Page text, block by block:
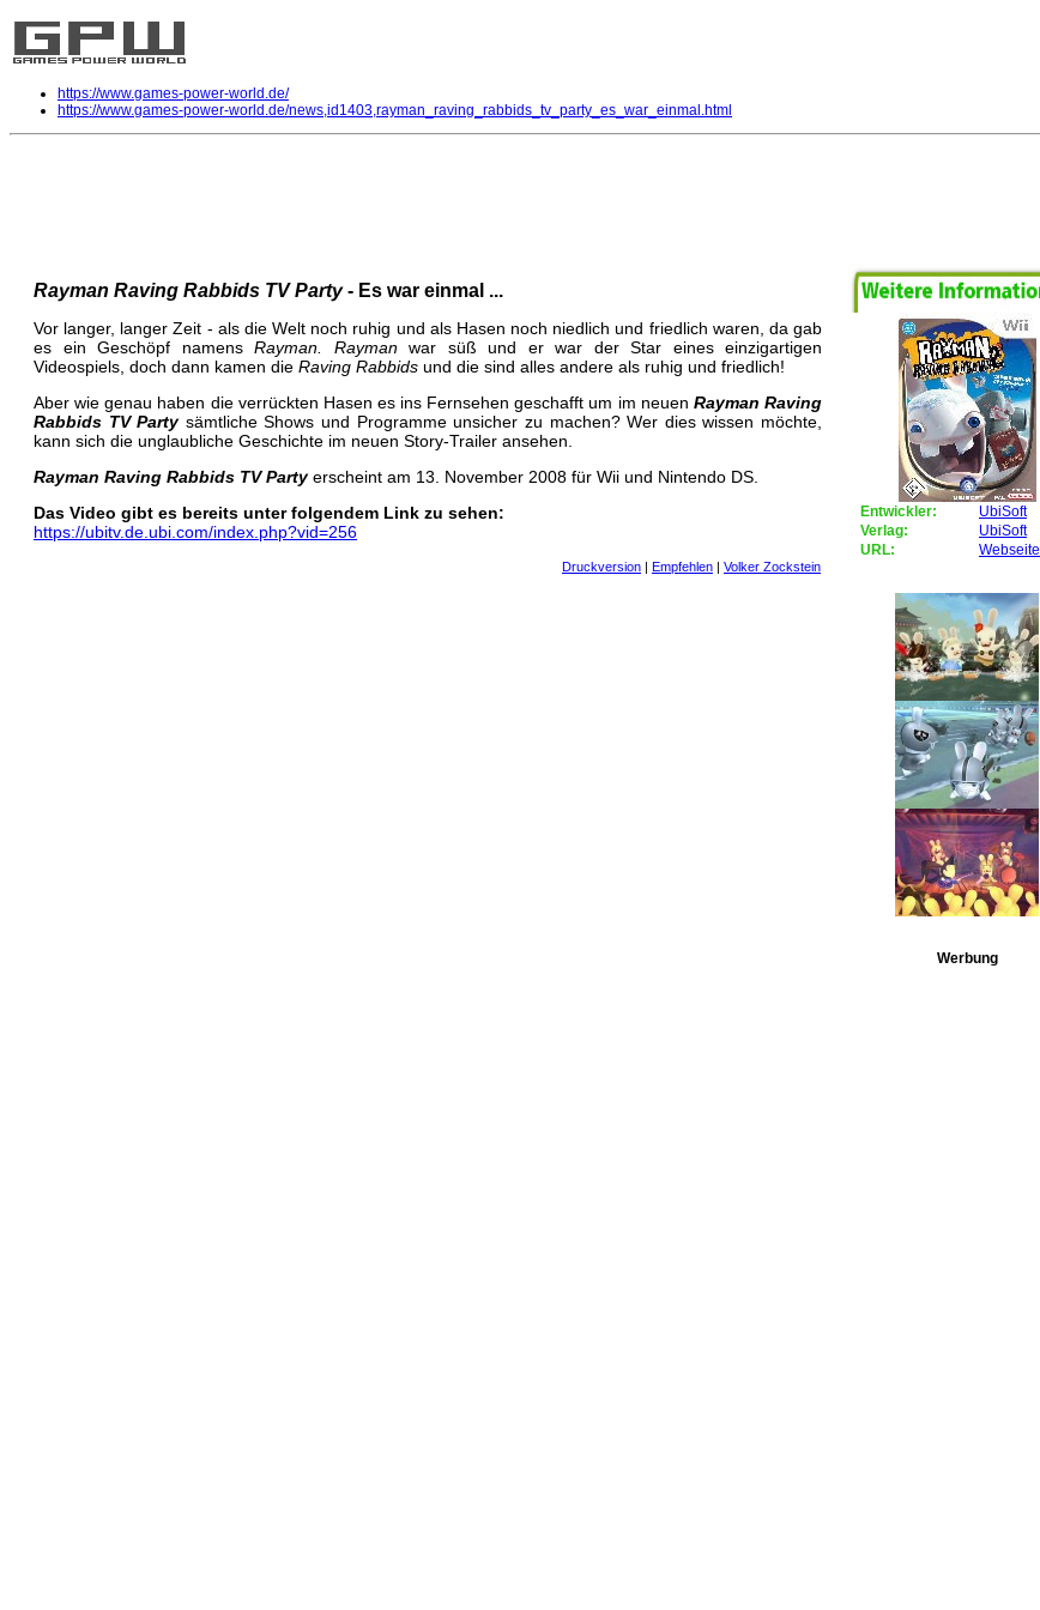
https://www.games-power-world.de/
https://www.games-power-world.de/news,id1403,rayman_raving_rabbids_tv_party_es_war_einmal.html
Rayman Raving Rabbids TV Party- Es war einmal ...
Vor langer, langer Zeit - als die Welt noch ruhig und als Hasen noch niedlich und friedlich waren, da gab
es ein Geschöpf namensRayman. Raymanwar süß und er war der Star eines einzigartigen
Videospiels, doch dann kamen die Raving Rabbids und die sind alles andere als ruhig und friedlich!
Aber wie genau haben die verrückten Hasen es ins Fernsehen geschafft um im neuen Rayman Raving
Rabbids TV Party sämtliche Shows und Programme unsicher zu machen? Wer dies wissen möchte,
kann sich die unglaubliche Geschichte im neuen Story-Trailer ansehen.
Rayman Raving Rabbids TV Partyerscheint am 13. November 2008 für Wii und Nintendo DS.
Das Video gibt es bereits unter folgendem Link zu sehen:
https://ubitv.de.ubi.com/index.php?vid=256
Druckversion | Empfehlen | Volker Zockstein
Entwickler:
UbiSoft
Verlag:
UbiSoft
URL:
Webseite
Werbung